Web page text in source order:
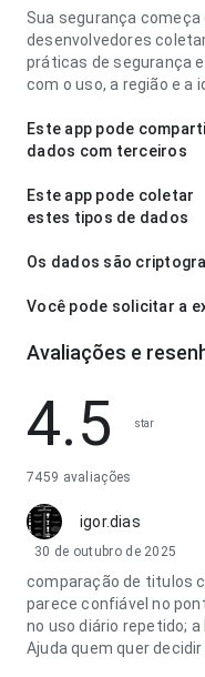
Sua segurança
desenvolvedores
práticas de segurança
com o uso, a região e a
Este app pode
dados com terceiros
Este app pode coletar
estes tipos de dados
Os dados são
Você pode solicitar a
Avaliações e
4.5 star
7459 avaliações
igor.dias
30 de outubro de 2025
comparação de titulos
parece confiável no
no uso diário repetido; a
Ajuda quem quer